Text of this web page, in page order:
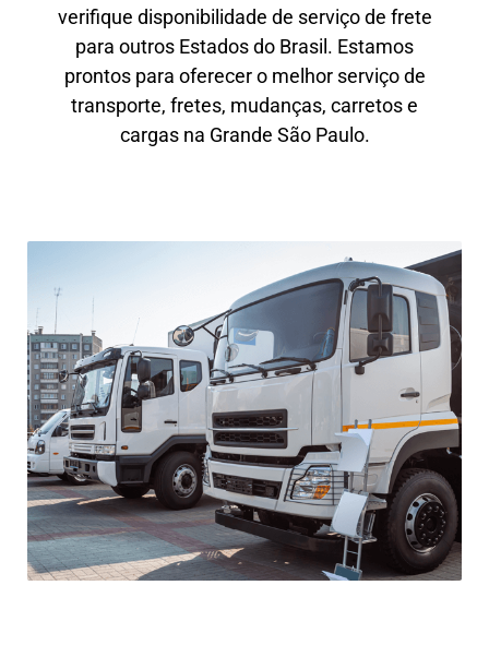
verifique disponibilidade de serviço de frete
para outros Estados do Brasil. Estamos
prontos para oferecer o melhor serviço de
transporte, fretes, mudanças, carretos e
cargas na Grande São Paulo.